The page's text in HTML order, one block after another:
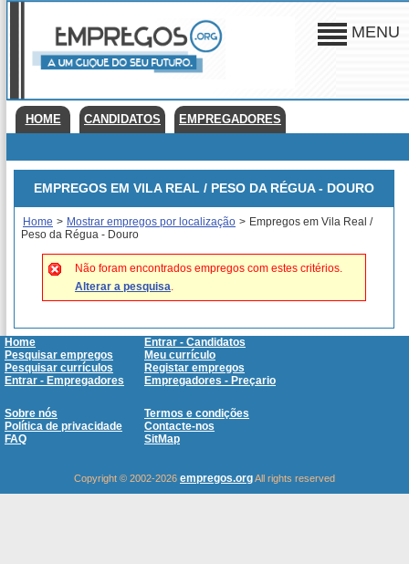
MENU
HOME CANDIDATOS EMPREGADORES
EMPREGOS EM VILA REAL / PESO DA RÉGUA - DOURO
Home > Mostrar empregos por localização > Empregos em Vila Real /
Peso da Régua - Douro
Não foram encontrados empregos com estes critérios.
Alterar a pesquisa.
Home
Entrar - Candidatos
Pesquisar empregos
Meu currículo
Pesquisar currículos
Registar empregos
Entrar - Empregadores
Empregadores - Preçario
Sobre nós
Termos e condições
Política de privacidade
Contacte-nos
FAQ
SitMap
Copyright © 2002-2026 empregos.orgAll rights reserved